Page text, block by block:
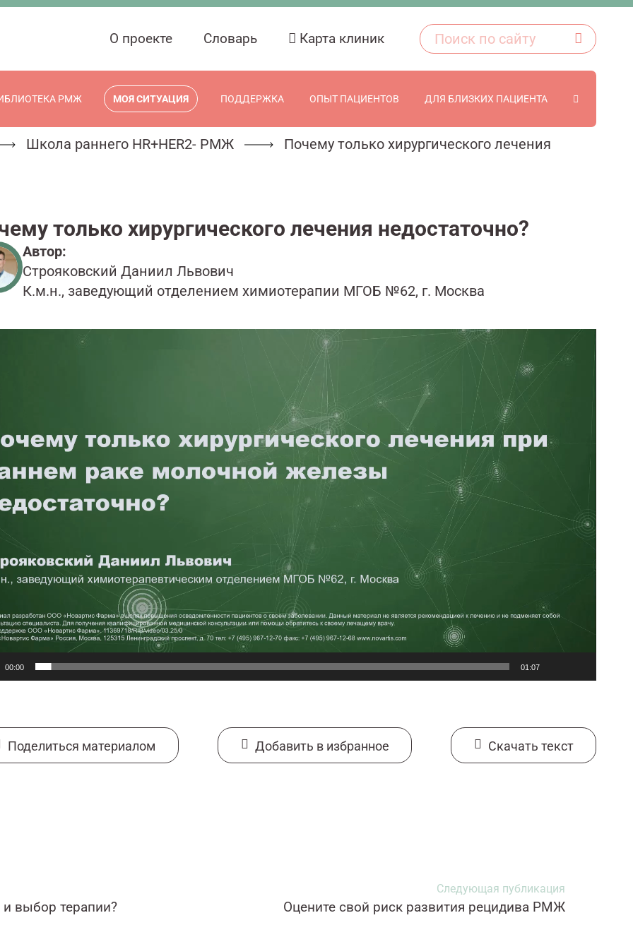
О проекте Словарь Карта клиник
РМЖ МОЯ СИТУАЦИЯ ПОДДЕРЖКА ОПЫТ ПАЦИЕНТОВ ДЛЯ БЛИЗКИХ ПАЦИЕНТА
Школа раннего HR+HER2- РМЖ Почему только хирургического лечения
только хирургического лечения недостаточно?
Автор:
Строяковский Даниил Львович
К.м.н., заведующий отделением химиотерапии МГОБ №62, г. Москва
00:00 01:07
Поделиться материалом Добавить в избранное Cкачать текст
выбор терапии?
Следующая публикация
Оцените свой риск развития рецидива РМЖ